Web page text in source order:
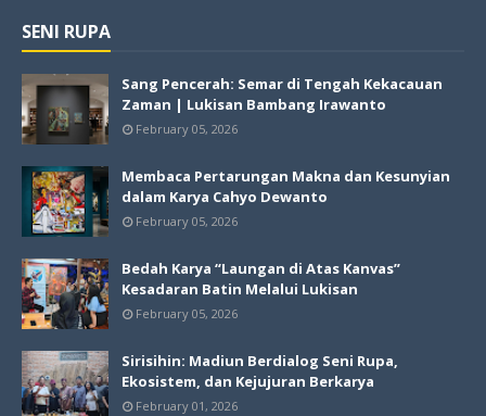
SENI RUPA
Sang Pencerah: Semar di Tengah Kekacauan
Zaman | Lukisan Bambang Irawanto
February 05, 2026
Membaca Pertarungan Makna dan Kesunyian
dalam Karya Cahyo Dewanto
February 05, 2026
Bedah Karya “Laungan di Atas Kanvas”
Kesadaran Batin Melalui Lukisan
February 05, 2026
Sirisihin: Madiun Berdialog Seni Rupa,
Ekosistem, dan Kejujuran Berkarya
February 01, 2026